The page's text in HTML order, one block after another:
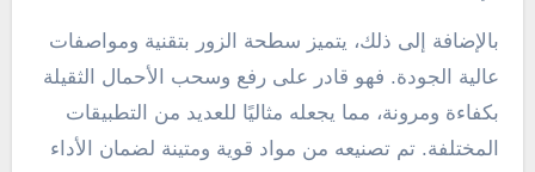
بالإضافة إلى ذلك، يتميز سطحة الزور بتقنية ومواصفات
عالية الجودة. فهو قادر على رفع وسحب الأحمال الثقيلة
بكفاءة ومرونة، مما يجعله مثاليًا للعديد من التطبيقات
المختلفة. تم تصنيعه من مواد قوية ومتينة لضمان الأداء